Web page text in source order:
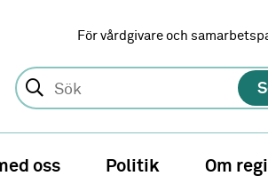
För vårdgivare och
Sök
oss Politik Om